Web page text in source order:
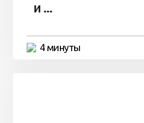
и ...
4 минуты